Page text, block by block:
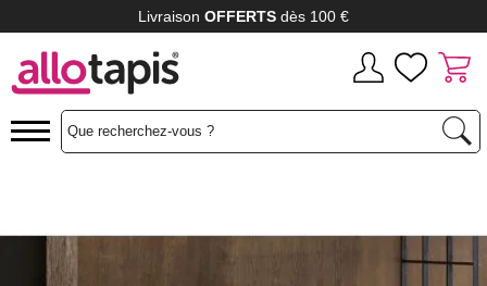
Livraison OFFERTS dès 100 €